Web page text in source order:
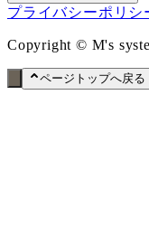
プライバシーポリシ
Copyright © M's
ページトップへ戻る